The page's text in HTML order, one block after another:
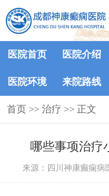
医院首页 医院介绍
医院环境 来院路线
首页 >> 治疗 >> 正文
哪些事项治疗
来源：四川神康癫痫病